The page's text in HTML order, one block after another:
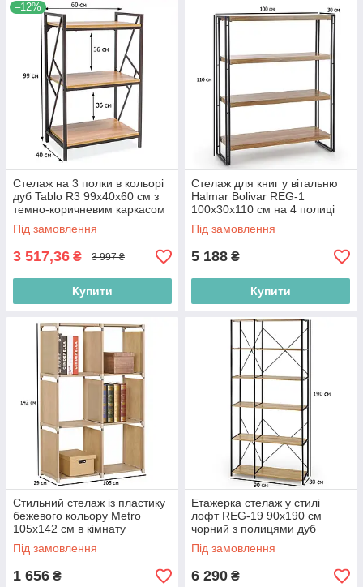
–12%
Стелаж на 3 полки в кольорі
дуб Tablo R3 99х40х60 см з
темно-коричневим каркасом
для офісу в стилі лофт
Під замовлення
3 517,36 ₴ 3 997 ₴
Купити
Стелаж для книг у вітальню
Halmar Bolivar REG-1
100х30х110 см на 4 полиці
дуб золотий із чорним
каркасом
Під замовлення
5 188 ₴
Купити
Стильний стелаж із пластику
бежевого кольору Metro
105х142 см в кімнату
Під замовлення
1 656 ₴
Етажерка стелаж у стилі
лофт REG-19 90х190 см
чорний з полицями дуб
сонома для офісу
Під замовлення
6 290 ₴